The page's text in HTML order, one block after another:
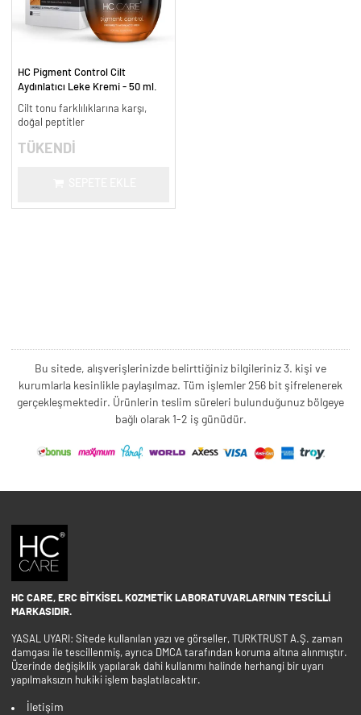
HC Pigment Control Cilt
Aydınlatıcı Leke Kremi - 50 ml.
Cilt tonu farklılıklarına karşı,
doğal peptitler
TÜKENDİ
Bu sitede, alışverişlerinizde belirttiğiniz bilgileriniz 3. kişi ve
kurumlarla kesinlikle paylaşılmaz. Tüm işlemler 256 bit şifrelenerek
gerçekleşmektedir. Ürünlerin teslim süreleri bulunduğunuz bölgeye
bağlı olarak 1-2 iş günüdür.
HC CARE, ERC BITKISEL KOZMETIK LABORATUVARLARI'NIN TESCILLI
MARKASIDIR.
YASAL UYARI: Sitede kullanılan yazı ve görseller, TURKTRUST A.Ş. zaman
damgası ile tescillenmiş, ayrıca DMCA tarafından koruma altına alınmıştır.
Üzerinde değişiklik yapılarak dahi kullanımı halinde herhangi bir uyarı
yapılmaksızın hukiki işlem başlatılacaktır.
İletişim